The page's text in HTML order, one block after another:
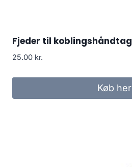
Fjeder til koblingshåndtag
25.00 kr.
Køb her